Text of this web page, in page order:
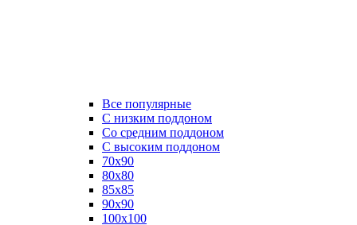
Все популярные
C низким поддоном
Со средним поддоном
С высоким поддоном
70х90
80х80
85х85
90х90
100х100